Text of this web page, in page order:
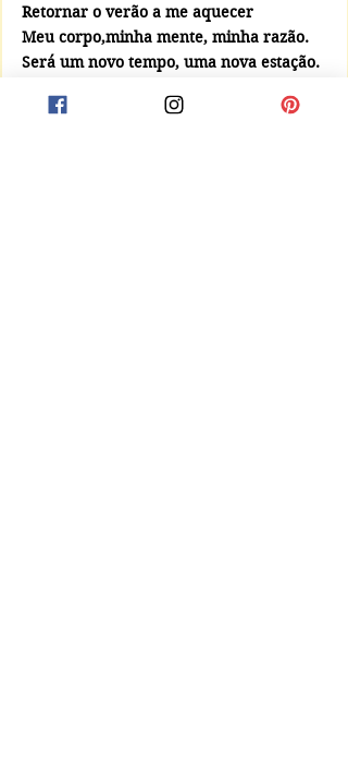
Retornar o verão a me aquecer
Meu corpo,minha mente, minha razão.
Será um novo tempo, uma nova estação.
Poesia Autoral